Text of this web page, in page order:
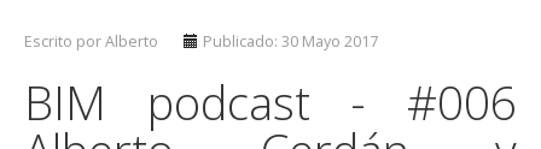
Escrito por Alberto Publicado: 30 Mayo 2017
BIM podcast - #006